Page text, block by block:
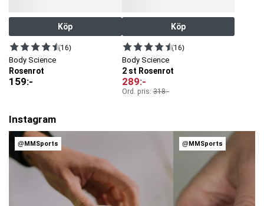
Köp
(16)
Body Science
Rosenrot
159:-
Köp
(16)
Body Science
2 st Rosenrot
289:-
Ord. pris:318:-
Instagram
@MMSports @MMSports